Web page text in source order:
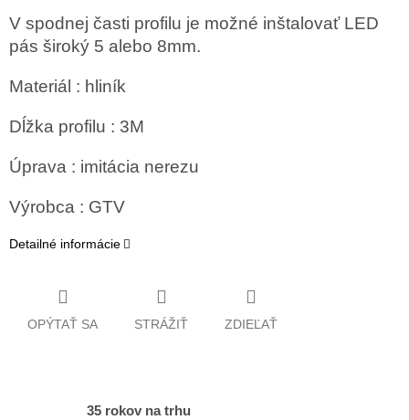
V spodnej časti profilu je možné inštalovať LED
pás široký 5 alebo 8mm.
Materiál : hliník
Dĺžka profilu : 3M
Úprava : imitácia nerezu
Výrobca : GTV
Detailné informácie
OPÝTAŤ SA STRÁŽIŤ ZDIEĽAŤ
35 rokov na trhu